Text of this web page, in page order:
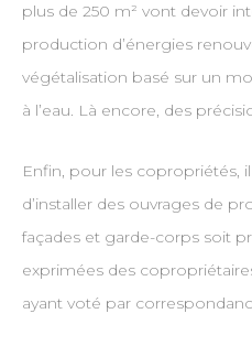
plus de 250 m² vont devoir
production d’énergies
végétalisation basé sur un
à l’eau. Là encore, des
Enfin, pour les copropriétés,
d’installer des ouvrages de
façades et garde-corps soit
exprimées des
ayant voté par